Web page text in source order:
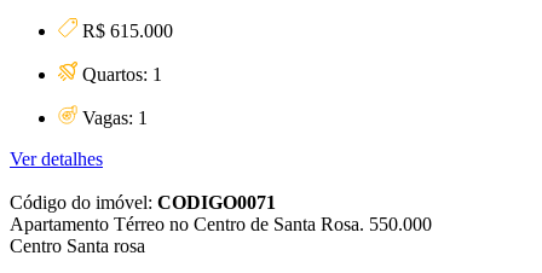
R$ 615.000
Quartos: 1
Vagas: 1
Ver detalhes
Código do imóvel: CODIGO0071
Apartamento Térreo no Centro de Santa Rosa. 550.000
Centro Santa rosa